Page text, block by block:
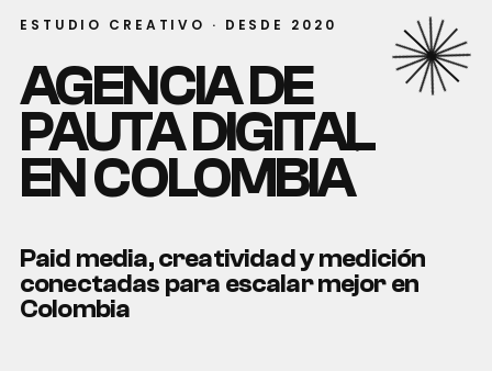
ESTUDIO CREATIVO · DESDE 2020
AGENCIA DE
PAUTA DIGITAL
EN COLOMBIA®
Paid media, creatividad y medición
conectadas para escalar mejor en
Colombia